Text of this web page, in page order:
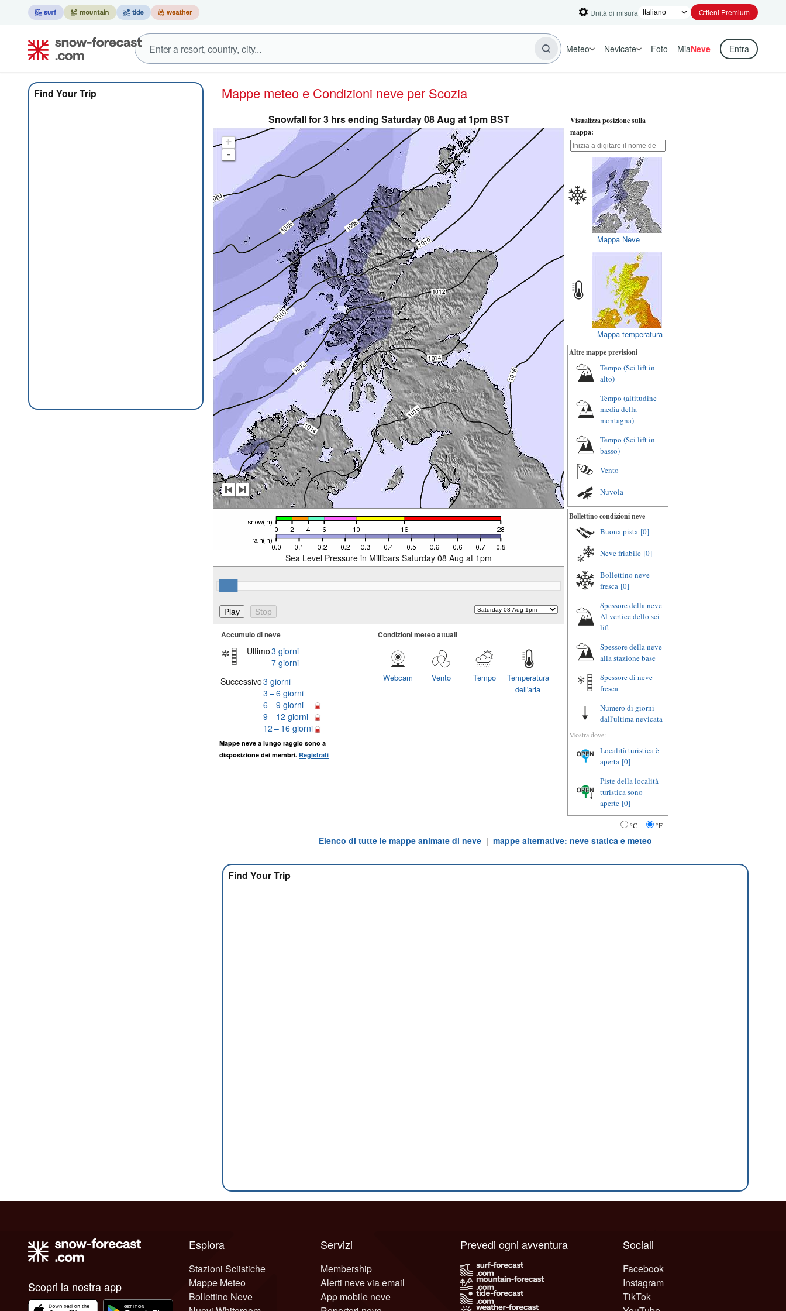
Unità di misura Ottieni Premium
Meteo Nevicate Foto MiaNeve Entra
Find Your Trip Mappe meteo e Condizioni neve per Scozia
Snowfall for 3 hrs ending Saturday 08 Aug at 1pm BST
+
-
Sea Level Pressure in Millibars Saturday 08 Aug at 1pm
Accumulo di neve
Ultimo3 giorni
7 giorni
Successivo3 giorni
3 – 6 giorni
6 – 9 giorni
9 – 12 giorni
12 – 16 giorni
Mappe neve a lungo raggio sono a
disposizione dei membri. Registrati
Condizioni meteo attuali
Temperatura
dell'aria
Tempo
Vento
Webcam
Visualizza posizione sulla
mappa:
Mappa Neve
Mappa temperatura
Altre mappe previsioni
Tempo (Sci lift in
alto)
Tempo (altitudine
media della
montagna)
Tempo (Sci lift in
basso)
Vento
Nuvola
Bollettino condizioni neve
Buona pista [0]
Neve friabile [0]
Bollettino neve
fresca [0]
Spessore della neve
Al vertice dello sci
lift
Spessore della neve
alla stazione base
Spessore di neve
fresca
Numero di giorni
dall'ultima nevicata
Mostra dove:
Località turistica è
aperta [0]
Piste della località
turistica sono
aperte [0]
°C °F
Elenco di tutte le mappe animate di neve | mappe alternative: neve statica e meteo
Find Your Trip
Scopri la nostra app
Esplora
Stazioni Sciistiche
Mappe Meteo
Bollettino Neve
Servizi
Membership
Alerti neve via email
App mobile neve
Sociali
Facebook
Instagram
TikTok
Prevedi ogni avventura